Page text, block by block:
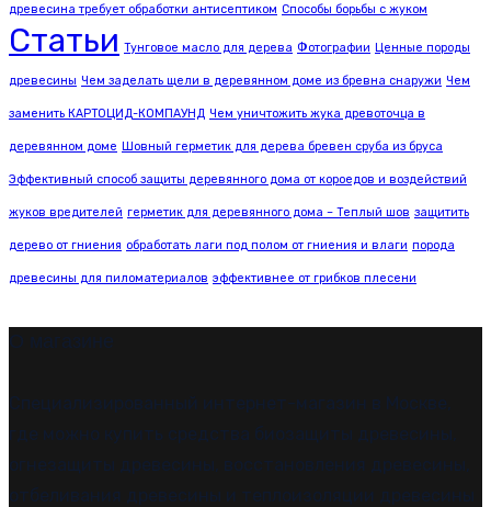
древесина требует обработки антисептиком Способы борьбы с жуком
Статьи Тунговое масло для дерева Фотографии Ценные породы
древесины Чем заделать щели в деревянном доме из бревна снаружи Чем
заменить КАРТОЦИД-КОМПАУНД Чем уничтожить жука древоточца в
деревянном доме Шовный герметик для дерева бревен сруба из бруса
Эффективный способ защиты деревянного дома от короедов и воздействий
жуков вредителей герметик для деревянного дома – Теплый шов защитить
дерево от гниения обработать лаги под полом от гниения и влаги порода
древесины для пиломатериалов эффективнее от грибков плесени
О магазине
Специализированный интернет-магазин в Москве,
где можно купить средства биозащиты древесины,
огнезащиты древесины, восстановления древесины,
отбеливания древесины и теплоизоляции древесины